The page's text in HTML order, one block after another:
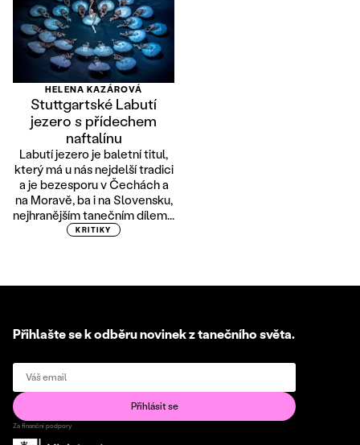
HELENA KAZÁROVÁ
Stuttgartské Labutí
jezero s přídechem
naftalínu
Labutí jezero je baletní titul,
který má u nás nejdelší tradici
a je bezesporu v Čechách a
na Moravě, ba i na Slovensku,
nejhranějším tanečním dílem...
KRITIKY
Přihlašte se k odběru novinek z tanečního světa.
Za finanční podpory